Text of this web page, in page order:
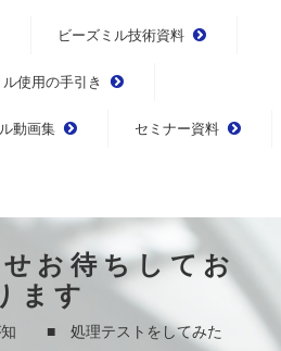
ビーズミル技術資料
使用の手引き
動画集 セミナー資料
お待ちしてお
ます
■ 処理テストをしてみた